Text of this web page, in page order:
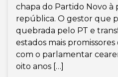
chapa do Partido Novo à
república. O gestor que
quebrada pelo PT e
estados mais
com o parlamentar
oito anos […]